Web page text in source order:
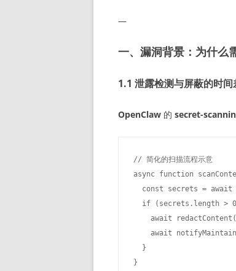
—
一、漏洞背景：为什么
1.1 泄露检测与屏蔽的时间
OpenClaw 的 secret-
// 简化的扫描流程示意
async function
const secrets = await
if (secrets.length >
await
await
  }